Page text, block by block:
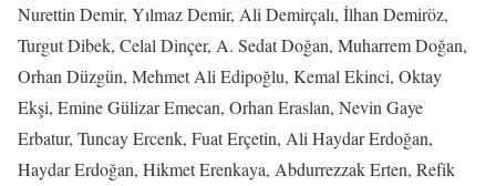
Nurettin Demir, Yılmaz Demir, Ali Demirçalı, İlhan Demiröz,
Turgut Dibek, Celal Dinçer, A. Sedat Doğan, Muharrem Doğan,
Orhan Düzgün, Mehmet Ali Edipoğlu, Kemal Ekinci, Oktay
Ekşi, Emine Gülizar Emecan, Orhan Eraslan, Nevin Gaye
Erbatur, Tuncay Ercenk, Fuat Erçetin, Ali Haydar Erdoğan,
Haydar Erdoğan, Hikmet Erenkaya, Abdurrezzak Erten, Refik